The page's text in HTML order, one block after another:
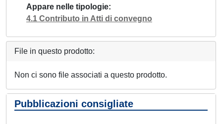
Appare nelle tipologie
4.1 Contributo in Atti di convegno
File in questo prodotto:
Non ci sono file associati a questo prodotto.
Pubblicazioni consigliate